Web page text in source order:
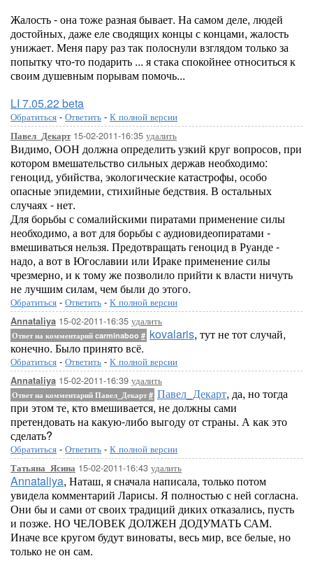
Жалость - она тоже разная бывает. На самом деле, людей
достойных, даже еле сводящих концы с концами, жалость
унижает. Меня пару раз так полоснули взглядом только за
попытку что-то подарить ... я стака спокойнее относиться к
своим душевным порывам помочь...
LI 7.05.22 beta
Обратиться - Ответить - К полной версии
Павел_Декарт15-02-2011-16:35 удалить
Видимо, ООН должна определить узкий круг вопросов, при
котором вмешательство сильных держав необходимо:
геноцид, убийства, экологические катастрофы, особо
опасные эпидемии, стихийные бедствия. В остальных
случаях - нет.
Для борьбы с сомалийскими пиратами применение силы
необходимо, а вот для борьбы с аудиовидеопиратами -
вмешиваться нельзя. Предотвращать геноцид в Руанде -
надо, а вот в Югославии или Ираке применение силы
чрезмерно, и к тому же позволило прийти к власти ничуть
не лучшим силам, чем были до этого.
Обратиться - Ответить - К полной версии
Annataliya 15-02-2011-16:35 удалить
Ответ на комментарий carminaboo # kovalaris, тут не тот случай,
конечно. Было принято всё.
Обратиться - Ответить - К полной версии
Annataliya 15-02-2011-16:39 удалить
Ответ на комментарий Павел_Декарт# Павел_Декарт, да, но тогда
при этом те, кто вмешивается, не должны сами
претендовать на какую-либо выгоду от страны. А как это
сделать?
Обратиться - Ответить - К полной версии
Татьяна_Ясина 15-02-2011-16:43 удалить
Annataliya, Наташ, я сначала написала, только потом
увидела комментарий Ларисы. Я полностью с ней согласна.
Они бы и сами от своих традиций диких отказались, пусть
и позже. НО ЧЕЛОВЕК ДОЛЖЕН ДОДУМАТЬ САМ.
Иначе все кругом будут виноваты, весь мир, все белые, но
только не он сам.